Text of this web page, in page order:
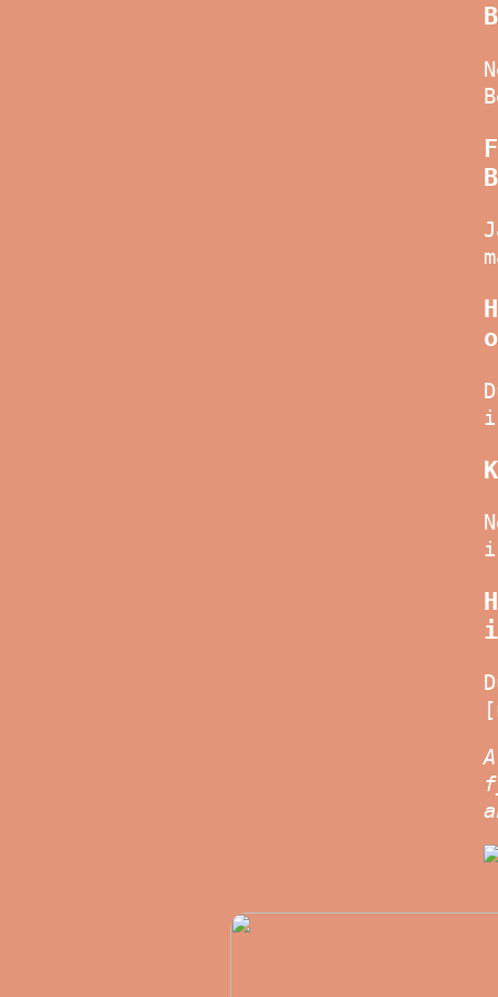
i
i
i